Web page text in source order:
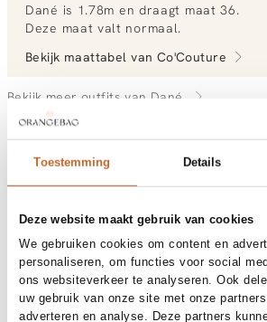
Toestemming Details
Deze website maakt gebruik van cookies
We gebruiken cookies om content en
personaliseren, om functies voor social
ons websiteverkeer te analyseren. Ook
uw gebruik van onze site met onze
adverteren en analyse. Deze partners
Dané is 1.78m en draagt maat 36.
Deze maat valt normaal.
Bekijk maattabel van Co'Couture
Bekijk meer outfits van Dané
Vandaag besteld, morgen in huis
Gratis bezorging vanaf €99
Materiaal en verzorging
Fabric
Fabric: